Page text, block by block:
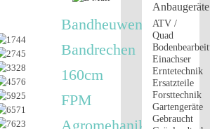
Bandheuwender,
Bandrechen
160cm
FPM
Agromehanika
Anbaugeräte
ATV /
Quad
Einachser
Erntetechnik
Ersatzteile
Forsttechnik
Gartengeräte
Gebraucht